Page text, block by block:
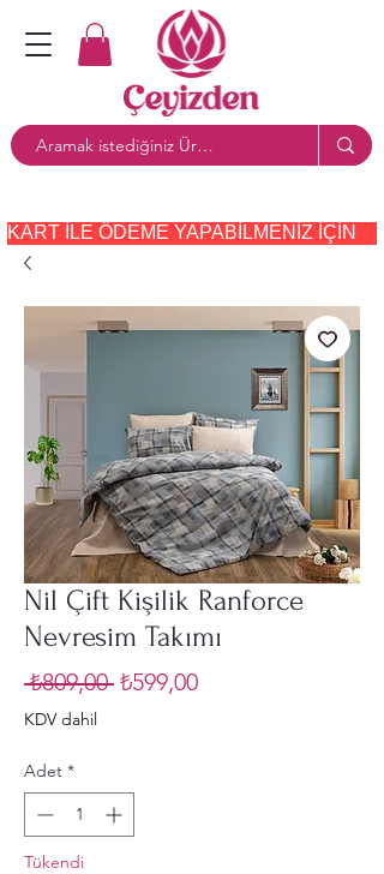
KART ILE ÖDEME YAPABILMENIZ IÇIN
Nil Çift Kişilik Ranforce
Nevresim Takımı
₺809,00 Normal
₺599,00İndirimli
KDV dahil
Adet *
Tükendi